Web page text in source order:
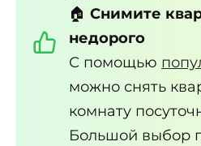
🏠 Снимите
недорого
С помощью
можно снять
комнату
Большой выбор